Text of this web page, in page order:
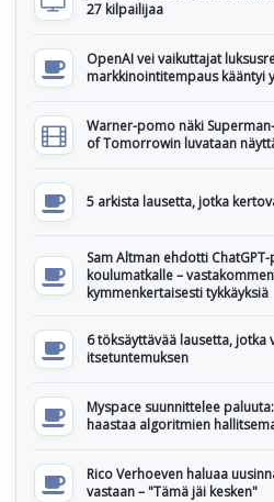
27 kilpailijaa
OpenAI vei vaikuttajat
markkinointitempaus kääntyi
Warner-pomo näki
of Tomorrowin luvataan
5 arkista lausetta, jotka
Sam Altman ehdotti
koulumatkalle –
kymmenkertaisesti tykkäyksiä
6 töksäyttävää lausetta, jotka
itsetuntemuksen
Myspace suunnittelee
haastaa algoritmien
Rico Verhoeven haluaa
vastaan – "Tämä jäi kesken"